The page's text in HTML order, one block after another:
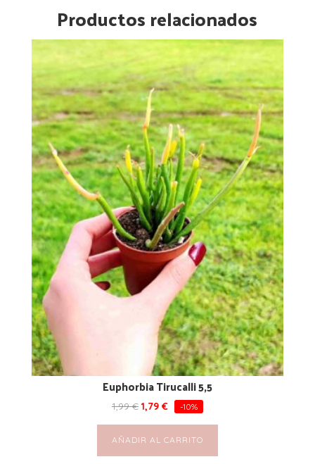
Productos relacionados
Euphorbia Tirucalli 5,5
1,99€ 1,79 € -10%
AÑADIR AL CARRITO